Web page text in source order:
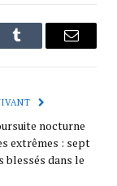
Tumblr
nocturne
extrêmes : sept
blessés dans le